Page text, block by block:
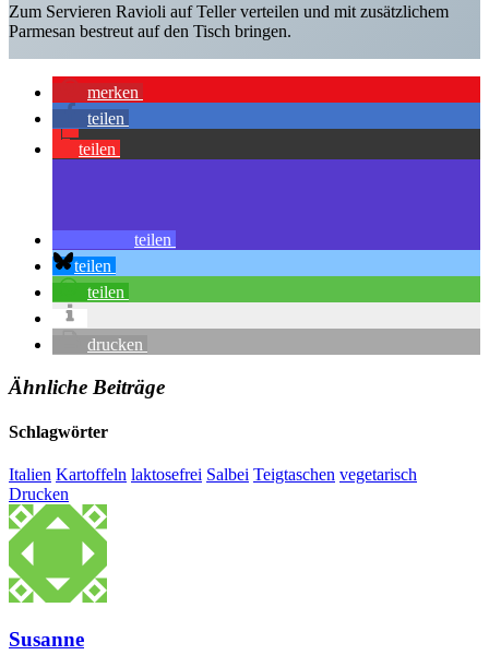
Zum Servieren Ravioli auf Teller verteilen und mit zusätzlichem
Parmesan bestreut auf den Tisch bringen.
merken
teilen
teilen
teilen
teilen
teilen
drucken
Ähnliche Beiträge
Schlagwörter
Italien Kartoffeln laktosefrei Salbei Teigtaschen vegetarisch
Drucken
Susanne